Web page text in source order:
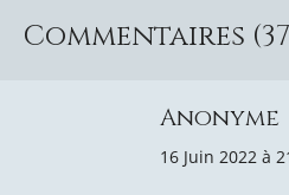
Commentaires
Anonyme
16 Juin 2022 à